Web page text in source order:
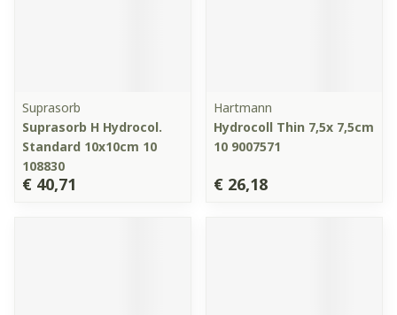
Suprasorb
Suprasorb H Hydrocol.
Standard 10x10cm 10
108830
€ 40,71
Hartmann
Hydrocoll Thin 7,5x 7,5cm
10 9007571
€ 26,18